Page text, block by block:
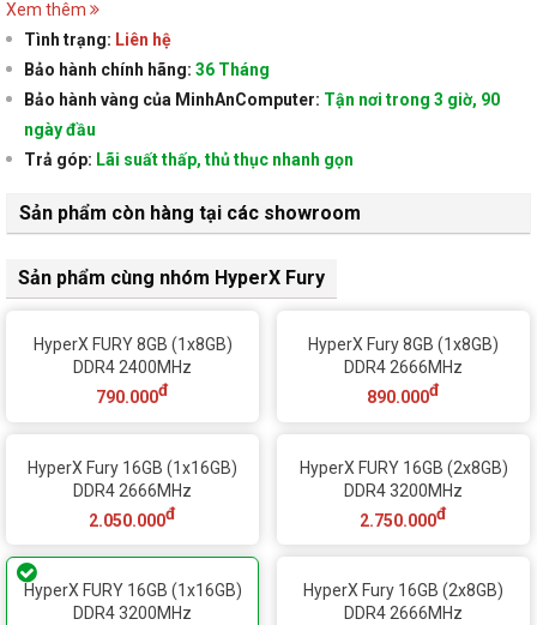
Xem thêm
Tình trạng: Liên hệ
Bảo hành chính hãng: 36 Tháng
Bảo hành vàng của MinhAnComputer: Tận nơi trong 3 giờ, 90
ngày đầu
Trả góp: Lãi suất thấp, thủ thục nhanh gọn
Sản phẩm còn hàng tại các showroom
Sản phẩm cùng nhóm HyperX Fury
HyperX FURY 8GB (1x8GB)
DDR4 2400MHz
790.000đ
HyperX Fury 8GB (1x8GB)
DDR4 2666MHz
890.000đ
HyperX Fury 16GB (1x16GB)
DDR4 2666MHz
2.050.000đ
HyperX FURY 16GB (2x8GB)
DDR4 3200MHz
2.750.000đ
HyperX FURY 16GB (1x16GB)
DDR4 3200MHz
HyperX Fury 16GB (2x8GB)
DDR4 2666MHz